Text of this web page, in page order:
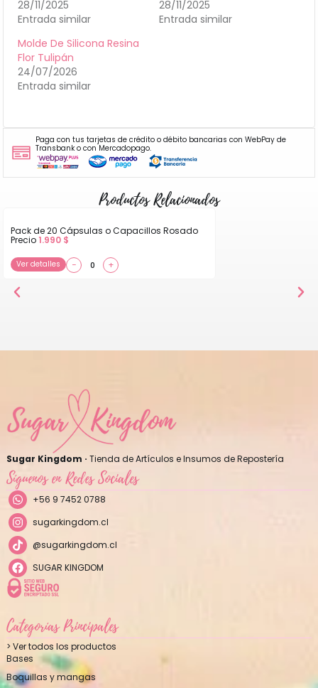
28/11/2025
Entrada similar
28/11/2025
Entrada similar
Molde De Silicona Resina
Flor Tulipán
24/07/2026
Entrada similar
Paga con tus tarjetas de crédito o débito bancarias con WebPay de
Transbank o con Mercadopago.
Productos Relacionados
Pack de 20 Cápsulas o Capacillos Rosado
Precio 1.990 $
Ver detalles − +
Sugar Kingdom · Tienda de Artículos e Insumos de Repostería
Síguenos en Redes Sociales
+56 9 7452 0788
sugarkingdom.cl
@sugarkingdom.cl
SUGAR KINGDOM
Categorías Principales
> Ver todos los productos
Bases
Boquillas y mangas